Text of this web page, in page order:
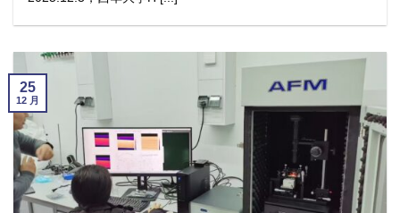
25
12 月